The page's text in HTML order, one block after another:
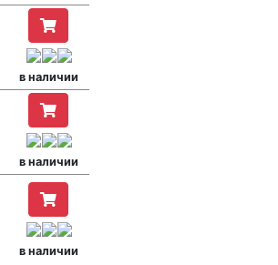
в наличии
в наличии
в наличии